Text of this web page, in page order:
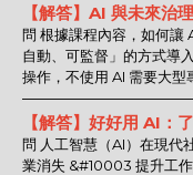
【解答】AI 與未來治
問 根據課程內容，如何讓
自動、可監督」的方式導
操作，不使用 AI 需要大
【解答】好好用 AI：
問 人工智慧（AI）在現代
業消失 &#10003 提升工